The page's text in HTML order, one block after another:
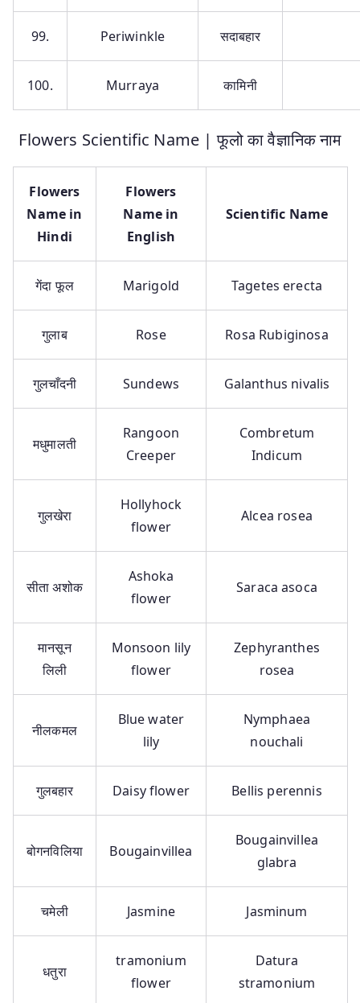
99. Periwinkle सदाबहार
100. Murraya कामिनी
Flowers Scientific Name | फूलो का वैज्ञानिक नाम
Flowers
Name in
Hindi
Flowers
Name in
English
Scientific Name
गेंदा फूल Marigold Tagetes erecta
गुलाब Rose Rosa Rubiginosa
गुलचाँदनी Sundews Galanthus nivalis
मधुमालती
Rangoon
Creeper
Combretum
Indicum
गुलखेरा
Hollyhock
flower
Alcea rosea
सीता अशोक
Ashoka
flower
Saraca asoca
मानसून
लिली
Monsoon lily
flower
Zephyranthes
rosea
नीलकमल
Blue water
lily
Nymphaea
nouchali
गुलबहार Daisy flower Bellis perennis
बोगनविलिया Bougainvillea
Bougainvillea
glabra
चमेली Jasmine Jasminum
धतुरा
tramonium
flower
Datura
stramonium